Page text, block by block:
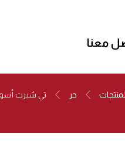
معنا
حر تي شيرت